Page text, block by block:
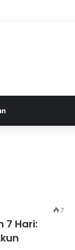
Jangka Panjang
7
7 Hari: